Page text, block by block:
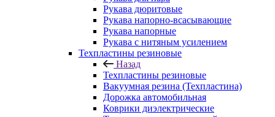
Рукава дюритовые
Рукава напорно-всасывающие
Рукава напорные
Рукава с нитяным усилением
Техпластины резиновые
Назад
Техпластины резиновые
Вакуумная резина (Техпластина)
Дорожка автомобильная
Коврики диэлектрические